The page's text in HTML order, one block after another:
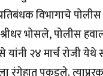
विभागाचे पोलीस
भोसले, पोलीस
२४ मार्च रोजी